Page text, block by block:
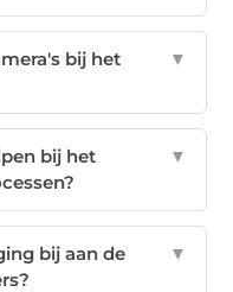
bij het
▼
bij het
▼
bij aan de
▼